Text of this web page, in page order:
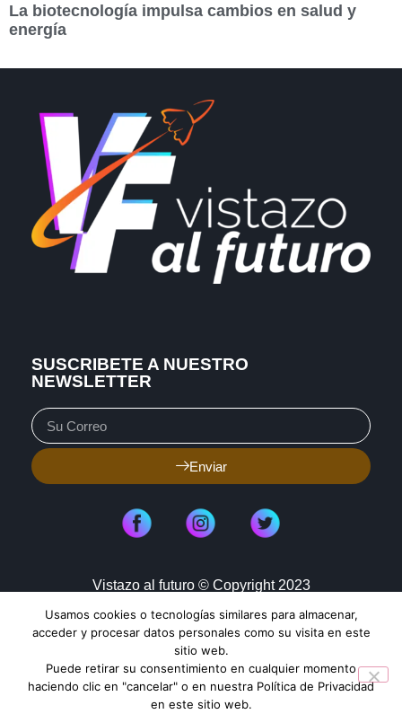
La biotecnología impulsa cambios en salud y
energía
SUSCRIBETE A NUESTRO
NEWSLETTER
Enviar
Vistazo al futuro © Copyright 2023
Aviso de Privacidad
Política de Cookies
Mapa de Sitio
Usamos cookies o tecnologías similares para almacenar,
acceder y procesar datos personales como su visita en este
sitio web.
Puede retirar su consentimiento en cualquier momento
haciendo clic en "cancelar" o en nuestra Política de Privacidad
en este sitio web.